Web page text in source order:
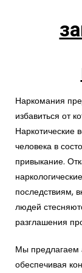
Наркомания
избавиться от
Наркотические
человека в
привыкание.
последствиям,
людей
разглашения
Мы предлагаем
обеспечивая